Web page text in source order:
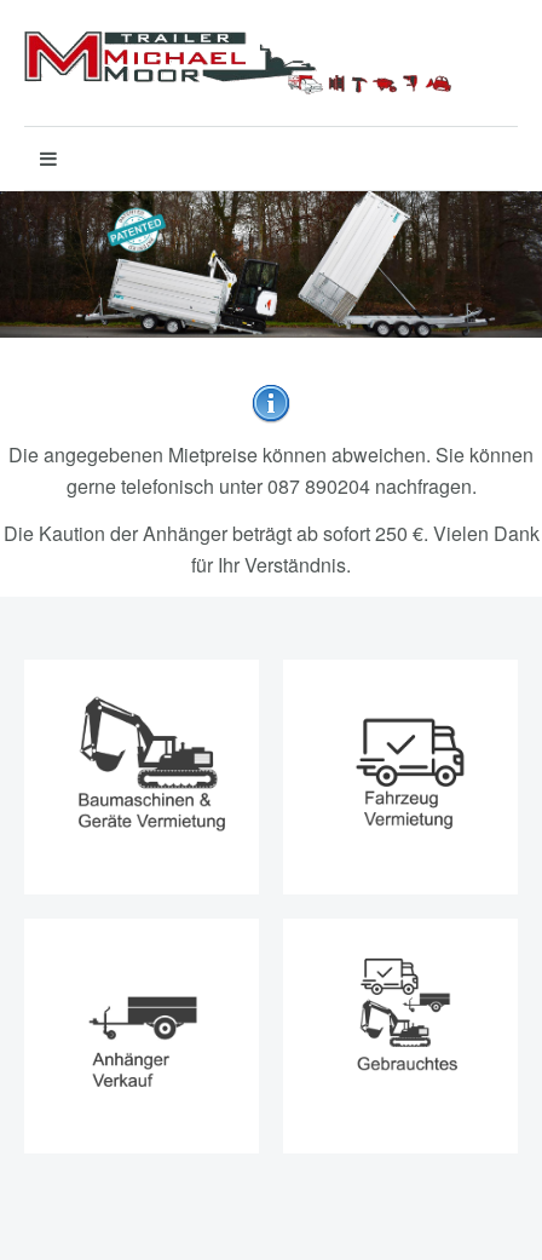
Die angegebenen Mietpreise können abweichen. Sie können
gerne telefonisch unter 087 890204 nachfragen.
Die Kaution der Anhänger beträgt ab sofort 250 €. Vielen Dank
für Ihr Verständnis.